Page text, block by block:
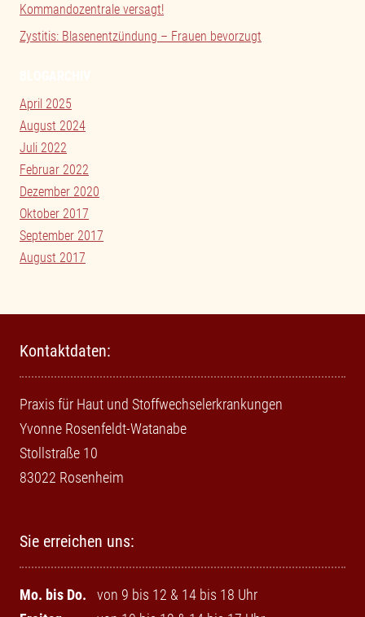
Kommandozentrale versagt!
Zystitis: Blasenentzündung – Frauen bevorzugt
April 2025
August 2024
Juli 2022
Februar 2022
Dezember 2020
Oktober 2017
September 2017
August 2017
Kontaktdaten:
Praxis für Haut und Stoffwechselerkrankungen
Yvonne Rosenfeldt-Watanabe
Stollstraße 10
83022 Rosenheim
Sie erreichen uns:
Mo. bis Do.
von 9 bis 12 & 14 bis 18 Uhr